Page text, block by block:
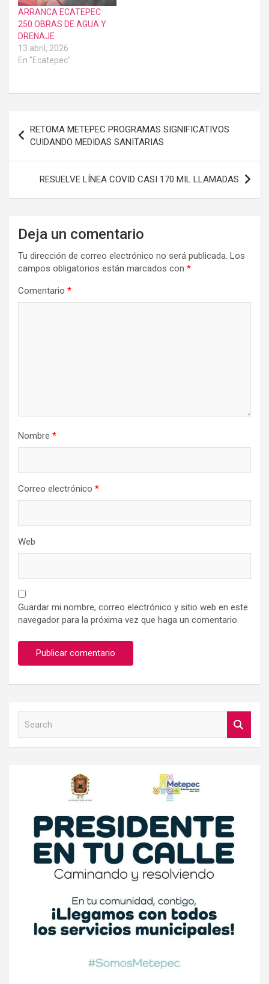
ARRANCA ECATEPEC
250 OBRAS DE AGUA Y
DRENAJE
13 abril, 2026
En "Ecatepec"
de
entradas
RETOMA METEPEC PROGRAMAS SIGNIFICATIVOS
CUIDANDO MEDIDAS SANITARIAS
RESUELVE LÍNEA COVID CASI 170 MIL LLAMADAS
Deja un comentario
Tu dirección de correo electrónico no será publicada. Los
campos obligatorios están marcados con *
Comentario *
Nombre *
Correo electrónico *
Web
Guardar mi nombre, correo electrónico y sitio web en este
navegador para la próxima vez que haga un comentario.